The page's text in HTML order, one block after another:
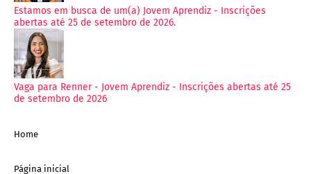
Estamos em busca de um(a) Jovem Aprendiz - Inscrições
abertas até 25 de setembro de 2026.
Vaga para Renner - Jovem Aprendiz - Inscrições abertas até 25
de setembro de 2026
Home
Página inicial